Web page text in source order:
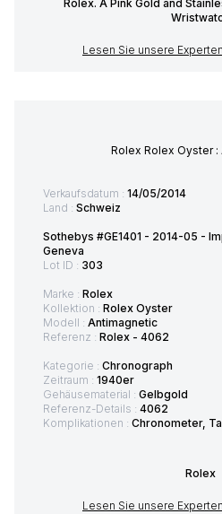
Rolex. A Pink Gold and
Lesen Sie unsere
Rolex Rolex Oyster
Verkaufsdatum : 14/05/2014
Land : Schweiz
Sothebys #GE1401 - 2014-05 -
Geneva
Lot ID : 303
Marke : Rolex
Kollektion : Rolex Oyster
Modell : Antimagnetic
Referenz : Rolex - 4062
Kategorie : Chronograph
Zeitraum : 1940er
Gehäusematerial : Gelbgold
Referenz-Details : 4062
Komplikationen : Chronometer,
Rolex
Lesen Sie unsere